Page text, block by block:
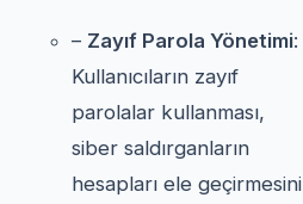
– Zayıf Parola Yönetimi:
Kullanıcıların zayıf
parolalar kullanması,
siber saldırganların
hesapları ele geçirmesini